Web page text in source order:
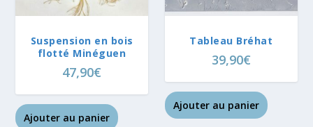
Suspension en bois
flotté Minéguen
47,90€
Ajouter au panier
Tableau Bréhat
39,90€
Ajouter au panier